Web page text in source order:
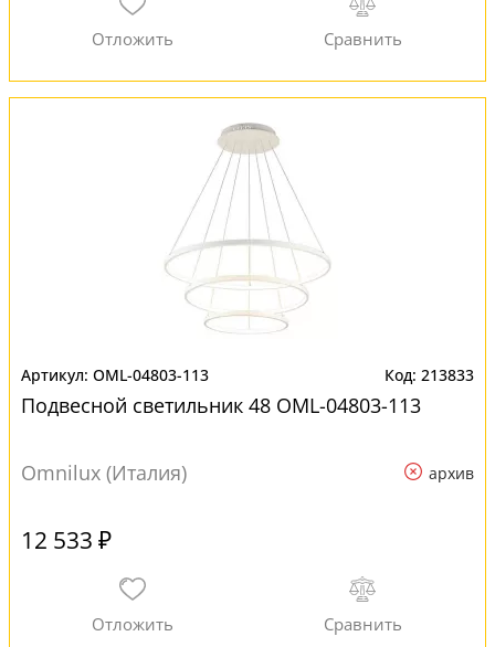
OML-04803-113 213833
Подвесной светильник 48 OML-04803-113
Omnilux (Италия) архив
12 533 ₽